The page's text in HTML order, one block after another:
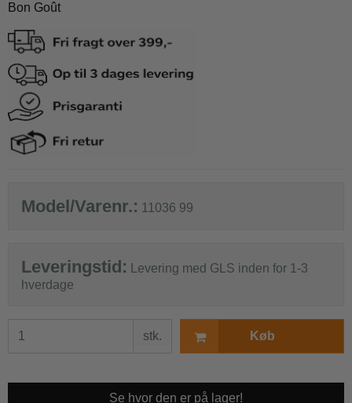
Bon Goût
Model/Varenr.: 11036 99
Leveringstid:
Levering med GLS inden for 1-3
hverdage
stk. Køb
Se hvor den er på lager!